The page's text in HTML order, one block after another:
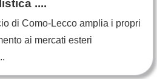
....
di Como-Lecco amplia i propri
ai mercati esteri